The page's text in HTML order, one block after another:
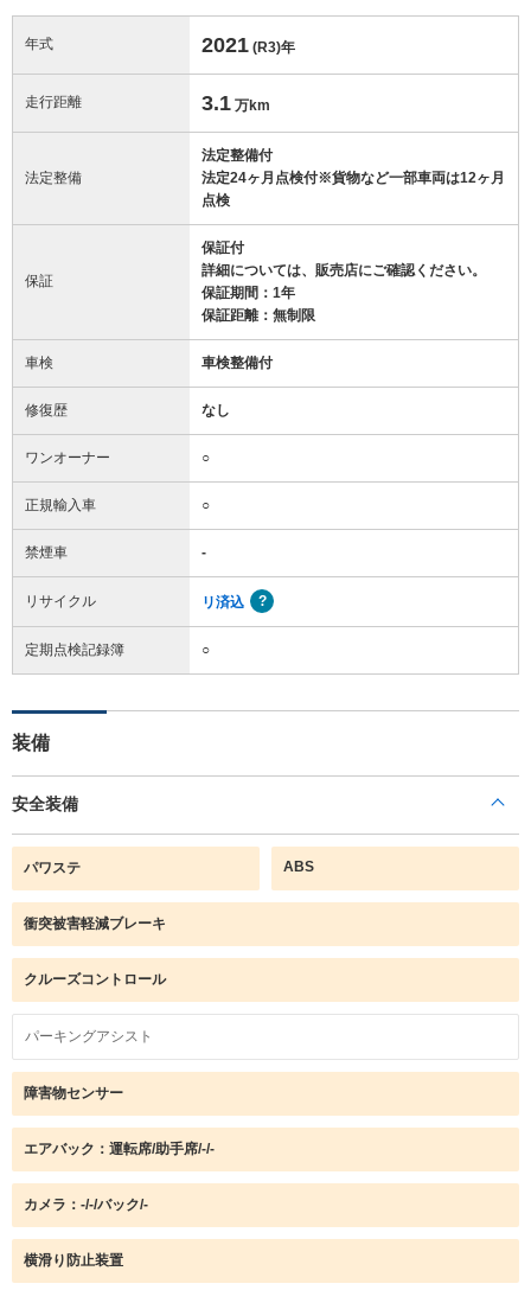
年式 2021 (R3)年
走行距離 3.1 万km
法定整備
法定整備付
法定24ヶ月点検付※貨物など一部車両は12ヶ月
点検
保証
保証付
詳細については、販売店にご確認ください。
保証期間：1年
保証距離：無制限
車検 車検整備付
修復歴 なし
ワンオーナー ○
正規輸入車 ○
禁煙車 -
リサイクル リ済込
定期点検記録簿 ○
装備
安全装備
パワステ ABS
衝突被害軽減ブレーキ
クルーズコントロール
パーキングアシスト
障害物センサー
エアバック：運転席/助手席/-/-
カメラ：-/-/バック/-
横滑り防止装置